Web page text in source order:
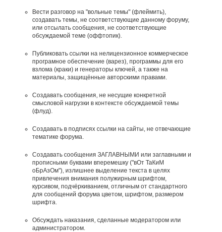
Вести разговор на "вольные темы" (флеймить),
создавать темы, не соответствующие данному форуму,
или отсылать сообщения, не соответствующие
обсуждаемой теме (оффтопик).
Публиковать ссылки на нелицензионное коммерческое
програмное обеспечение (варез), программы для его
взлома (краки) и генераторы ключей, а также на
материалы, защищённые авторскими правами.
Создавать сообщения, не несущие конкретной
смысловой нагрузки в контексте обсуждаемой темы
(флуд).
Создавать в подписях ссылки на сайты, не отвечающие
тематике форума.
Cоздавать сообщения ЗАГЛАВНЫМИ или заглавными и
прописными буквами вперемешку ("вОт ТаКиМ
оБрАзОм"), излишнее выделение текста в целях
привлечения внимания полужирным шрифтом,
курсивом, подчёркиванием, отличным от стандартного
для сообщений форума цветом, шрифтом, размером
шрифта.
Обсуждать наказания, сделанные модератором или
администратором.